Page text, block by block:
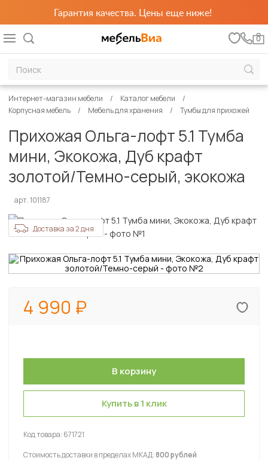
Гарантия качества. Цены еще ниже!
0
Интернет-магазин мебели
Каталог мебели
Корпусная мебель
Мебель для хранения Тумбы для прихожей
Прихожая Ольга-лофт 5.1 Тумба
мини, Экокожа, Дуб крафт
золотой/Темно-серый, экокожа
арт. 101187
Доставка за 2 дня
4 990
Купить в 1 клик
Код товара: 671721
Стоимость доставки в пределах МКАД:800 рублей